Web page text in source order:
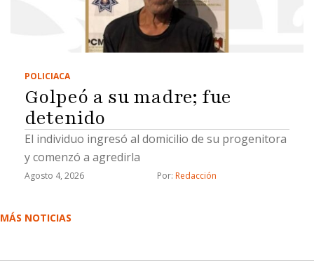
POLICIACA
Golpeó a su madre; fue
detenido
El individuo ingresó al domicilio de su progenitora
y comenzó a agredirla
Agosto 4, 2026 Por: Redacción
MÁS NOTICIAS